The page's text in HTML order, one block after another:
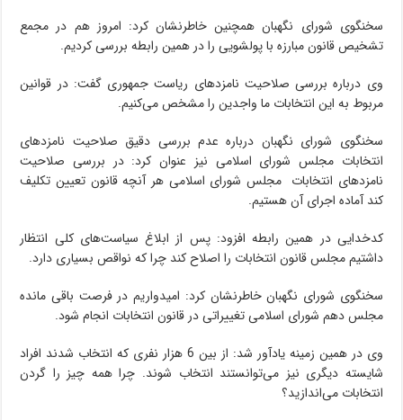
سخنگوی شورای نگهبان همچنین خاطرنشان کرد: امروز هم در مجمع
تشخیص قانون مبارزه با پولشویی را در همین رابطه بررسی کردیم.
وی درباره بررسی صلاحیت نامزدهای ریاست جمهوری گفت: در قوانین
مربوط به این انتخابات ما واجدین را مشخص می‌کنیم.
سخنگوی شورای نگهبان درباره عدم بررسی دقیق صلاحیت نامزدهای
انتخابات مجلس شورای اسلامی نیز عنوان کرد: در بررسی صلاحیت
نامزدهای انتخابات مجلس شورای اسلامی هر آنچه قانون تعیین تکلیف
کند آماده اجرای آن هستیم.
کدخدایی در همین رابطه افزود: پس از ابلاغ سیاست‌های کلی انتظار
داشتیم مجلس قانون انتخابات را اصلاح کند چرا که نواقص بسیاری دارد.
سخنگوی شورای نگهبان خاطرنشان کرد: امیدواریم در فرصت باقی مانده
مجلس دهم شورای اسلامی تغییراتی در قانون انتخابات انجام شود.
وی در همین زمینه یادآور شد: از بین 6 هزار نفری که انتخاب شدند افراد
شایسته دیگری نیز می‌توانستند انتخاب شوند. چرا همه چیز را گردن
انتخابات می‌اندازید؟